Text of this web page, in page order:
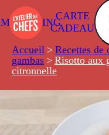
CARTE
CADEAU
Accueil > Recettes de
gambas > Risotto aux
citronnelle